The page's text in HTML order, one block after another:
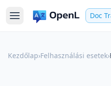
Doc
Kezdőlap›Felhasználási esetek›